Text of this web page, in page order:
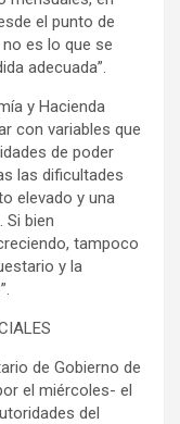
el punto de
es lo que se
adecuada”.
y Hacienda
con variables que
de poder
las dificultades
elevado y una
Si bien
tampoco
y la
de Gobierno de
el miércoles- el
del